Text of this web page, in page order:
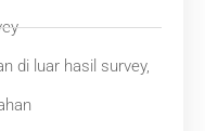
di luar hasil survey,